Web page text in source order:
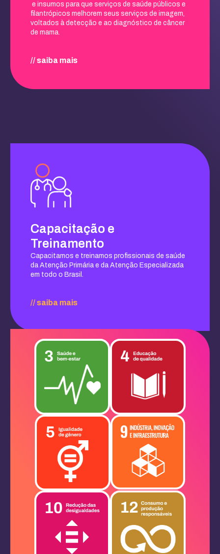
e insumos para que serviços de saúde públicos e
filantrópicos melhorem seus serviços de imagem,
voltados à detecção e ao diagnóstico de câncer
de mama.
// saiba mais
Capacitação e
Treinamento
Capacitamos e treinamos profissionais de saúde
da Atenção Primária e da Atenção Especializada
em todo o Brasil.
// saiba mais